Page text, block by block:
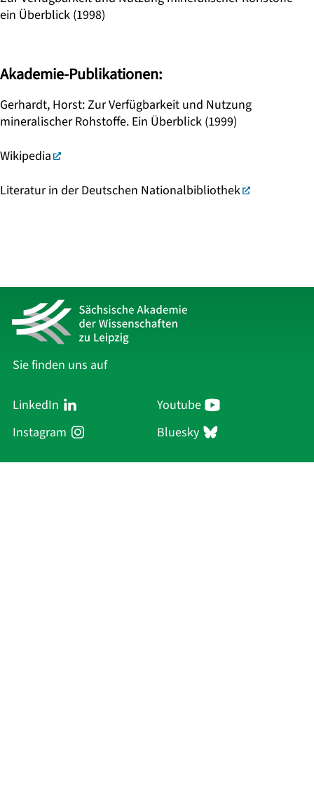
ein Überblick (1998)
Akademie-Publikationen:
Gerhardt, Horst: Zur Verfügbarkeit und Nutzung
mineralischer Rohstoffe. Ein Überblick (1999)
Wikipedia
Literatur in der Deutschen Nationalbibliothek
Sie finden uns auf
LinkedIn
Youtube
Instagram
Bluesky